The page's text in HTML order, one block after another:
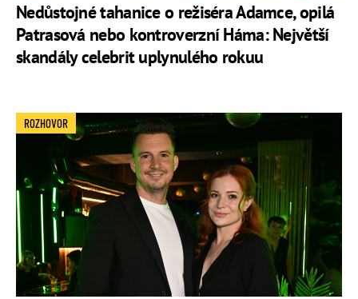
Nedůstojné tahanice o režiséra Adamce, opilá
Patrasová nebo kontroverzní Háma: Největší
skandály celebrit uplynulého rokuu
ROZHOVOR